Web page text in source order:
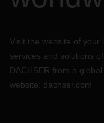
Visit the website of your
services and solutions
DACHSER from a
website: dachser.com